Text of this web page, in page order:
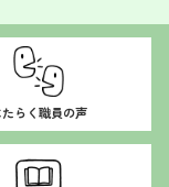
たらく職員の声